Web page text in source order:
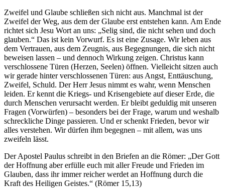
Zweifel und Glaube schließen sich nicht aus. Manchmal ist der
Zweifel der Weg, aus dem der Glaube erst entstehen kann. Am Ende
richtet sich Jesu Wort an uns: „Selig sind, die nicht sehen und doch
glauben.“ Das ist kein Vorwurf. Es ist eine Zusage. Wir leben aus
dem Vertrauen, aus dem Zeugnis, aus Begegnungen, die sich nicht
beweisen lassen – und dennoch Wirkung zeigen. Christus kann
verschlossene Türen (Herzen, Seelen) öffnen. Vielleicht sitzen auch
wir gerade hinter verschlossenen Türen: aus Angst, Enttäuschung,
Zweifel, Schuld. Der Herr Jesus nimmt es wahr, wenn Menschen
leiden. Er kennt die Kriegs- und Krisengebiete auf dieser Erde, die
durch Menschen verursacht werden. Er bleibt geduldig mit unseren
Fragen (Vorwürfen) – besonders bei der Frage, warum und weshalb
schreckliche Dinge passieren. Und er schenkt Frieden, bevor wir
alles verstehen. Wir dürfen ihm begegnen – mit allem, was uns
zweifeln lässt.
Der Apostel Paulus schreibt in den Briefen an die Römer: „Der Gott
der Hoffnung aber erfülle euch mit aller Freude und Frieden im
Glauben, dass ihr immer reicher werdet an Hoffnung durch die
Kraft des Heiligen Geistes.“ (Römer 15,13)